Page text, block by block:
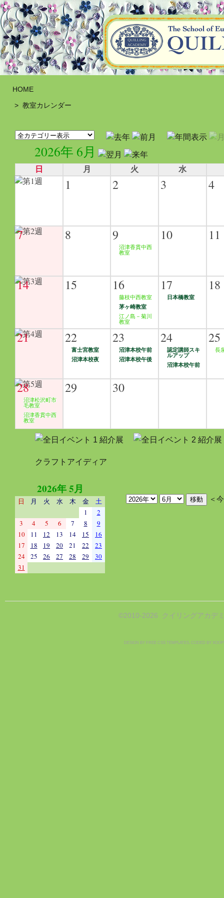
HOME
> 教室カレンダー
2026年 6月
日 月 火 水
1 2 3 4
7 8 9
沼津香貫中西
教室
10 11
14 15 16
藤枝中西教室
茅ヶ崎教室
江ノ島－菊川
教室
17
日本橋教室
18
21 22
富士宮教室
沼津本校夜
23
沼津本校午前
沼津本校午後
24
認定講師スキ
ルアップ
沼津本校午前
25
長
28
沼津松沢町市
毛教室
沼津香貫中西
教室
29 30
紹介展 紹介展
クラフトアイディア
＜
2026年 5月
日 月 火 水 木 金
土
1
2
3
4 5 6 7 8
9
10
11 12 13 14 15
16
17
18 19 20 21 22
23
24
25 26 27 28 29
30
31
©2010-2026 クイリングアカデ
DESIGN BY FREE CSS TEMPLATES, CODED BY